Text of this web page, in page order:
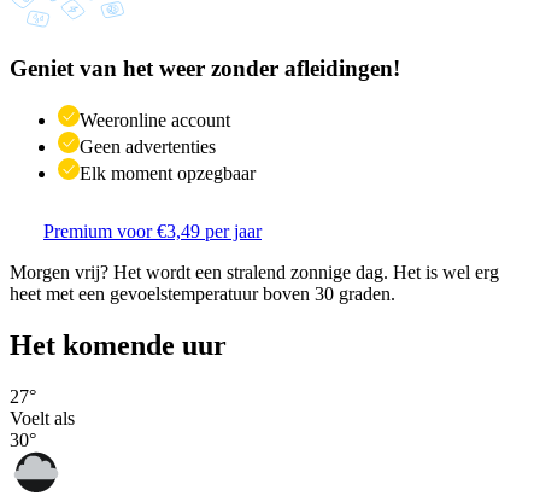
Geniet van het weer zonder afleidingen!
Weeronline account
Geen advertenties
Elk moment opzegbaar
Premium voor €3,49 per jaar
Morgen vrij? Het wordt een stralend zonnige dag. Het is wel erg
heet met een gevoelstemperatuur boven 30 graden.
Het komende uur
27°
Voelt als
30°